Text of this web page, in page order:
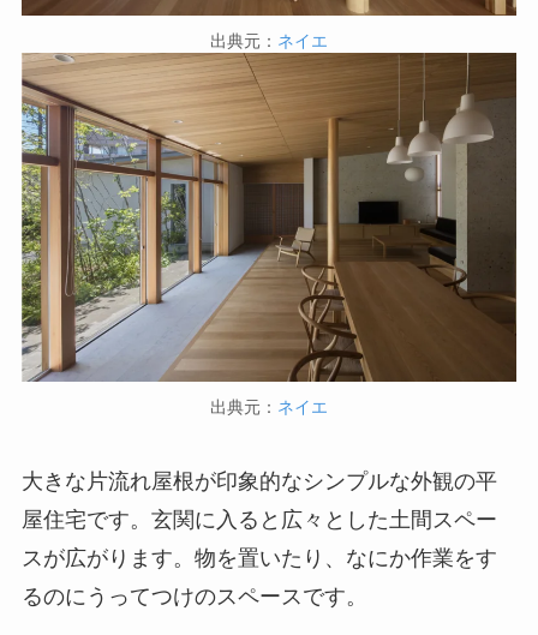
出典元： ネイエ
出典元： ネイエ
大きな片流れ屋根が印象的なシンプルな外観の平
屋住宅です。玄関に入ると広々とした土間スペー
スが広がります。物を置いたり、なにか作業をす
るのにうってつけのスペースです。